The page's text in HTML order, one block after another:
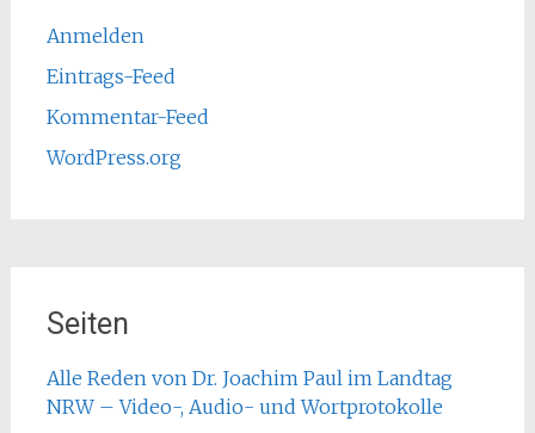
Anmelden
Eintrags-Feed
Kommentar-Feed
WordPress.org
Seiten
Alle Reden von Dr. Joachim Paul im Landtag
NRW – Video-, Audio- und Wortprotokolle